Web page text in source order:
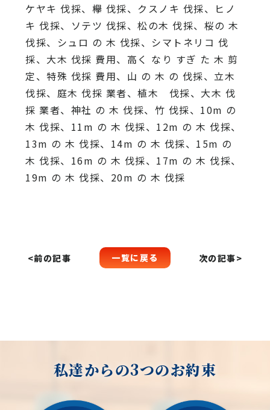
ケヤキ 伐採、欅 伐採、クスノキ 伐採、ヒノ
キ 伐採、ソテツ 伐採、松の木 伐採、桜の 木
伐採、シュロ の 木 伐採、シマトネリコ 伐
採、大木 伐採 費用、高く なり すぎ た 木 剪
定、特殊 伐採 費用、山 の 木 の 伐採、立木
伐採、庭木 伐採 業者、植木 伐採、大木 伐
採 業者、神社 の 木 伐採、竹 伐採、10m の
木 伐採、11m の 木 伐採、12m の 木 伐採、
13m の 木 伐採、14m の 木 伐採、15m の
木 伐採、16m の 木 伐採、17m の 木 伐採、
19m の 木 伐採、20m の 木 伐採
<前の記事 一覧に戻る 次の記事>
私達からの3つのお約束